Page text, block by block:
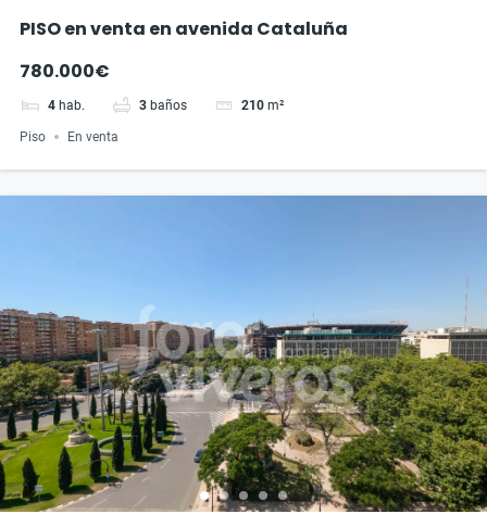
PISO en venta en avenida Cataluña
780.000€
4 hab. 3 baños 210 m²
Piso En venta